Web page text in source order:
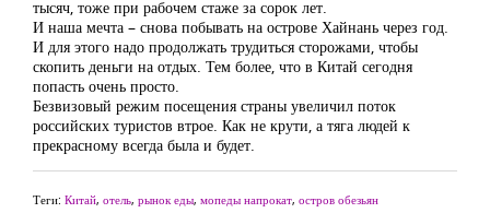
тысяч, тоже при рабочем стаже за сорок лет.
И наша мечта – снова побывать на острове Хайнань через год.
И для этого надо продолжать трудиться сторожами, чтобы
скопить деньги на отдых. Тем более, что в Китай сегодня
попасть очень просто.
Безвизовый режим посещения страны увеличил поток
российских туристов втрое. Как не крути, а тяга людей к
прекрасному всегда была и будет.
Теги: Китай, отель, рынок еды, мопеды напрокат, остров обезьян